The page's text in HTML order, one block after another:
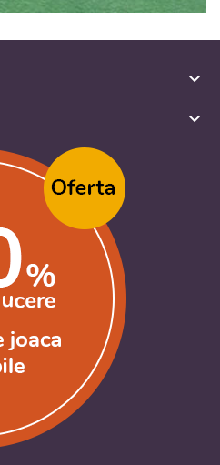
keyboard_arrow_down
keyboard_arrow_down